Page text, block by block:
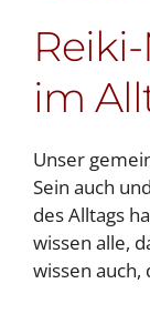
im
Unser
Sein auch
des Alltags
wissen alle,
wissen auch,